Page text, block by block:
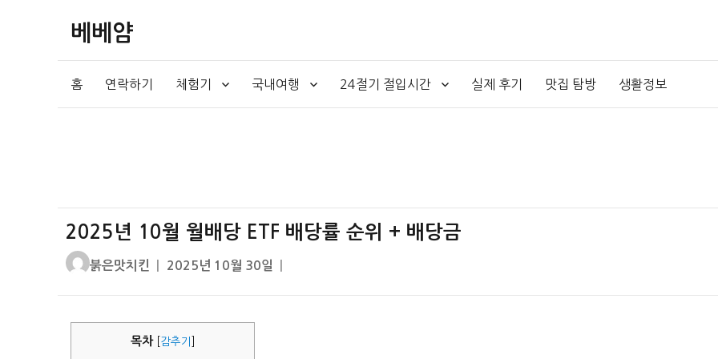
베베얌
홈 연락하기 체험기 국내여행 24절기 절입시간 실제 후기 맛집 탐방 생활정보
2025년 10월 월배당 ETF 배당률 순위 + 배당금
글
붉은맛치킨
작
자
2025년 10월 30일
목차 감추기